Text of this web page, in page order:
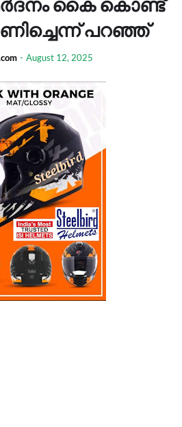
പറഞ്ഞ്
- August 12, 2025